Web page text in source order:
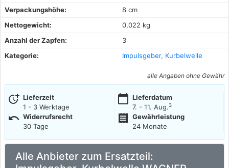
Verpackungshöhe:
8 cm
Nettogewicht:
0,022 kg
Anzahl der Zapfen:
3
Kategorie:
Impulsgeber, Kurbelwelle
alle Angaben ohne Gewähr
more_time Lieferzeit
1 - 3 Werktage
calendar_today Lieferdatum
7. - 11. Aug.3
undo Widerrufsrecht
30 Tage
receipt
Gewährleistung
24 Monate
Alle Anbieter zum Ersatzteil: